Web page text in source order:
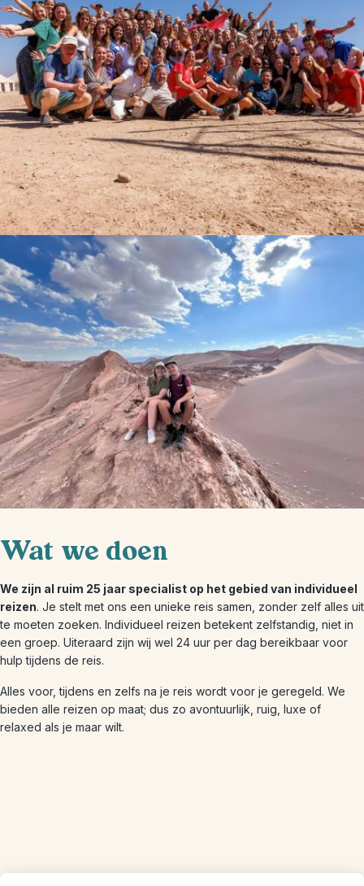
Wat we doen
We zijn al ruim 25 jaar specialist op het gebied van individueel
reizen. Je stelt met ons een unieke reis samen, zonder zelf alles uit
te moeten zoeken. Individueel reizen betekent zelfstandig, niet in
een groep. Uiteraard zijn wij wel 24 uur per dag bereikbaar voor
hulp tijdens de reis.
Alles voor, tijdens en zelfs na je reis wordt voor je geregeld. We
bieden alle reizen op maat; dus zo avontuurlijk, ruig, luxe of
relaxed als je maar wilt.